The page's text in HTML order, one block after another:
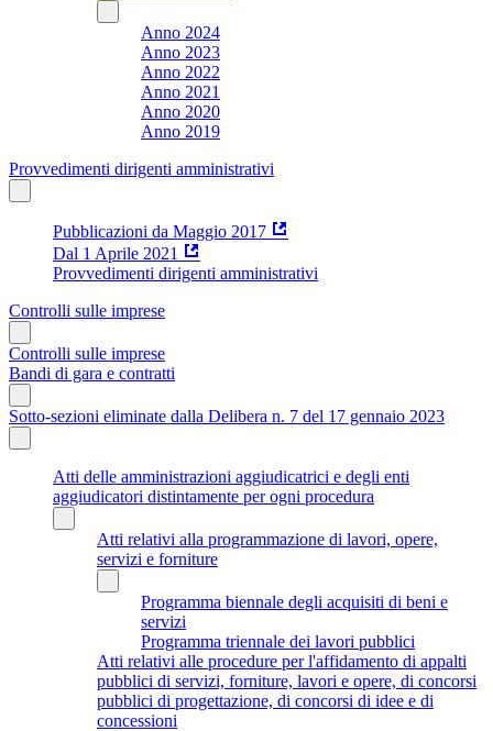
Anno 2024
Anno 2023
Anno 2022
Anno 2021
Anno 2020
Anno 2019
Provvedimenti dirigenti amministrativi
Pubblicazioni da Maggio 2017
Dal 1 Aprile 2021
Provvedimenti dirigenti amministrativi
Controlli sulle imprese
Controlli sulle imprese
Bandi di gara e contratti
Sotto-sezioni eliminate dalla Delibera n. 7 del 17 gennaio 2023
Atti delle amministrazioni aggiudicatrici e degli enti
aggiudicatori distintamente per ogni procedura
Atti relativi alla programmazione di lavori, opere,
servizi e forniture
Programma biennale degli acquisiti di beni e
servizi
Programma triennale dei lavori pubblici
Atti relativi alle procedure per l'affidamento di appalti
pubblici di servizi, forniture, lavori e opere, di concorsi
pubblici di progettazione, di concorsi di idee e di
concessioni